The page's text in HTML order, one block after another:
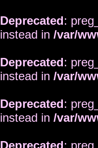
Deprecated:
instead in /var/
Deprecated:
instead in /var/
Deprecated:
instead in /var/
Deprecated: